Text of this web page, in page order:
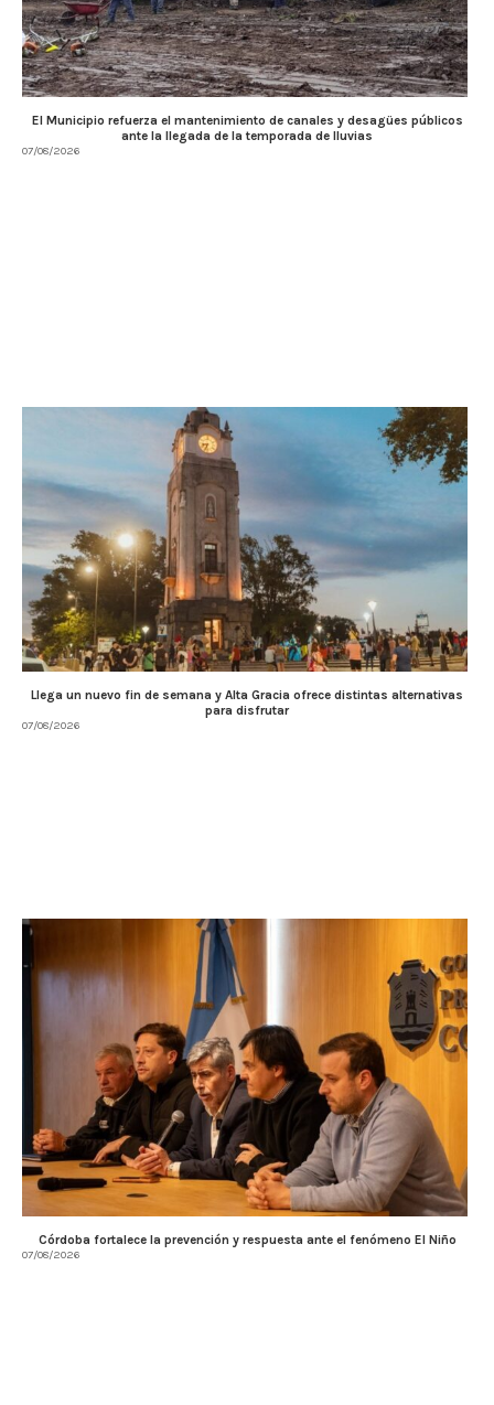
El Municipio refuerza el mantenimiento de canales y desagües públicos
ante la llegada de la temporada de lluvias
07/08/2026
Llega un nuevo fin de semana y Alta Gracia ofrece distintas alternativas
para disfrutar
07/08/2026
Córdoba fortalece la prevención y respuesta ante el fenómeno El Niño
07/08/2026